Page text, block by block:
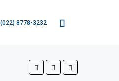
(022) 8778-3232